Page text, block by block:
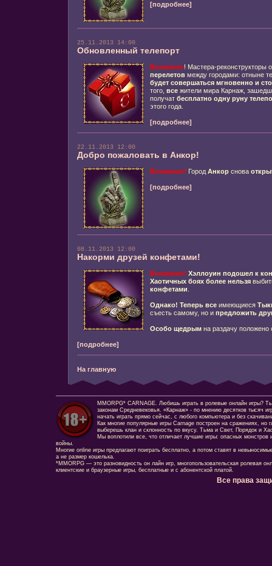
[подробнее]
25.11.2013 14:00
Обновленный телепорт
Внимание! Мастера-реконструкторы
перелетовмежду городами: отныне
будет совершаться мгновенно и
того, всежители мира Карнаж,
получат бесплатно одну руну
этого года.
[подробнее]
22.11.2013 12:00
Добро пожаловать в Анкор!
Внимание! Город Анкорснова
[подробнее]
08.11.2013 12:00
Накорми друзей конфетами!
Внимание! Хэллоуин подошел к
Хаотичных боях более нельзя
конфетами
Однако! Теперь всеимеющиеся
съесть самому, но и предложить
Особо щедрымна раздачу положено
[подробнее]
На главную
MMORPG* CARNAGE. Любишь играть в ролевые онлайн игры?
законам Средневековья. «Карнаж» - по мнению десятков тысяч
начать играть прямо сейчас, с любого компьютера и без
Как многие популярные игры Carnage построен на сражениях, но
выберешь клан и склонность по вкусу. Тьма и Свет, Порядок и
Мы воплотили все, что отличает лучшие игры: опасных монстров
войны.
Многие online игры предлагают поиграть бесплатно, а потом ставят в
а не размер кошелька.
*MMORPG — это разновидность он лайн игр, многопользовательская ролевая
клиентские и браузерные игры, бесплатные и с абонентской платой.
Все права